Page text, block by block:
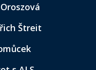
Štreit